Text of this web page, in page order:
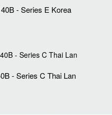
- Series E Korea
- Series C Thai Lan